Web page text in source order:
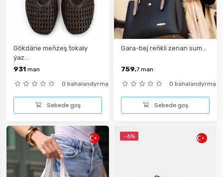
Gökdäne meňzeş tokaly
ýaz...
931 man
0 bahalandyrma
Sebede goş
Gara-bej reňkli zenan sum...
759.7 man
0 bahalandyrma
Sebede goş
-6%